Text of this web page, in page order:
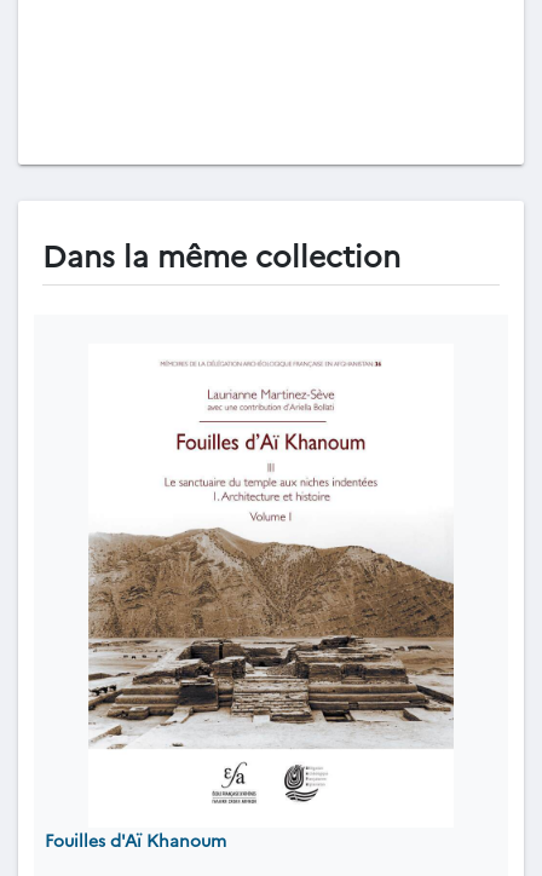
Dans la même collection
Fouilles d'Aï Khanoum